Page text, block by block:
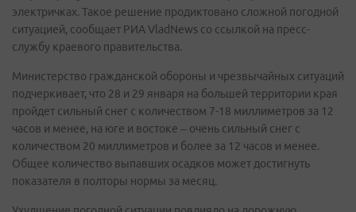
электричках. Такое решение продиктовано сложной погодной
ситуацией, сообщает РИА VladNews со ссылкой на пресс-
службу краевого правительства.
Министерство гражданской обороны и чрезвычайных ситуаций
подчеркивает, что 28 и 29 января на большей территории края
пройдет сильный снег с количеством 7-18 миллиметров за 12
часов и менее, на юге и востоке – очень сильный снег с
количеством 20 миллиметров и более за 12 часов и менее.
Общее количество выпавших осадков может достигнуть
показателя в полторы нормы за месяц.